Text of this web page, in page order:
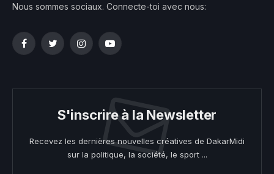
Nous sommes sociaux. Connecte-toi avec nous:
FacebookTwitterInstagramYouTube
S'inscrire à la Newsletter
Recevez les dernières nouvelles créatives de DakarMidi
sur la politique, la société, le sport ...